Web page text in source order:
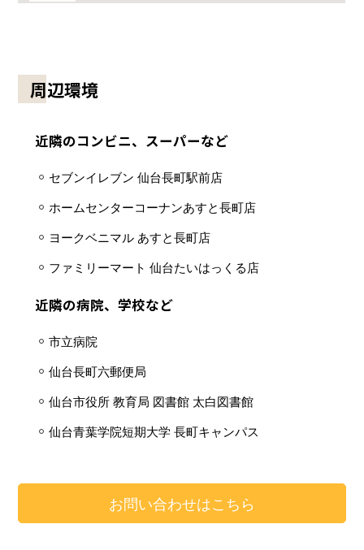
周辺環境
近隣のコンビニ、スーパーなど
セブンイレブン 仙台長町駅前店
ホームセンターコーナンあすと長町店
ヨークベニマル あすと長町店
ファミリーマート 仙台たいはっくる店
近隣の病院、学校など
市立病院
仙台長町六郵便局
仙台市役所 教育局 図書館 太白図書館
仙台青葉学院短期大学 長町キャンパス
お問い合わせはこちら